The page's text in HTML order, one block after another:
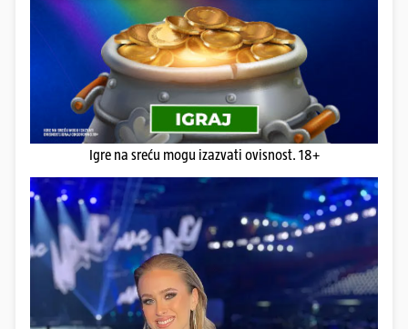
Igre na sreću mogu izazvati ovisnost. 18+